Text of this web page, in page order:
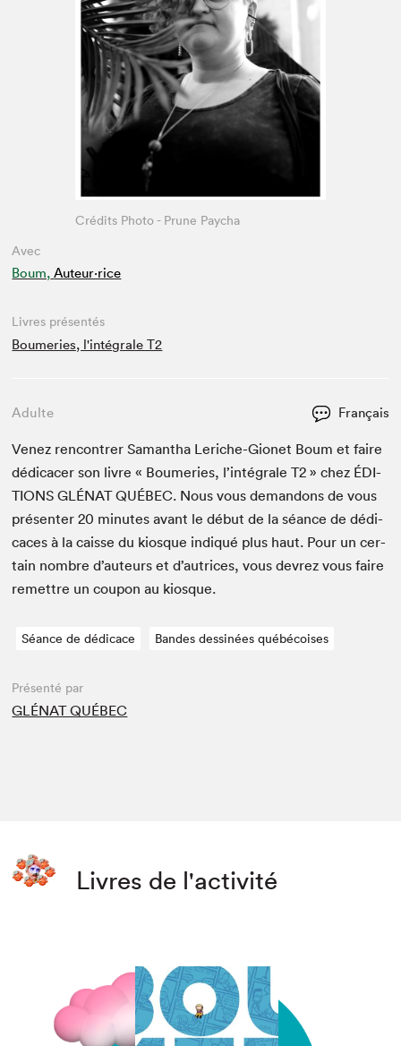
Avec
Boum, Auteur·rice
Crédits Photo - Prune Paycha
Livres présentés
Boumeries, l'intégrale T2
Adulte Français
Venez ren­con­tr­er Saman­tha Leriche-Gionet Boum et faire
dédi­cac­er son livre « Boumeries, l’in­té­graleT2 » chez ÉDI­
TIONS GLÉ­NAT QUÉBEC. Nous vous deman­dons de vous
présen­ter20 min­utes avant le début de la séance de dédi­
caces à la caisse du kiosque indiqué plus haut. Pour un cer­
tain nom­bre d’auteurs et d’autrices, vous devrez vous faire
remet­tre un coupon au kiosque.
Séance de dédicace Bandes dessinées québécoises
Présenté par
GLÉNAT QUÉBEC
Livres de l'activité